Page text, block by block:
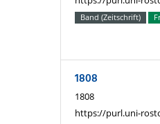
Band (Zeitschrift)
1808
1808
https://purl.uni-